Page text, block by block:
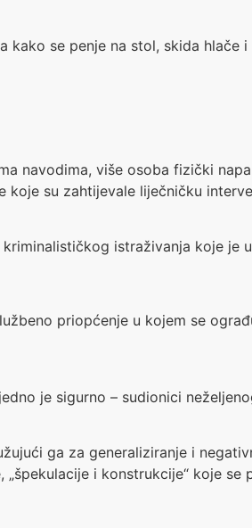
kako se penje na stol, skida hlače
navodima, više osoba fizički
su zahtijevale liječničku
istraživanja koje je
priopćenje u kojem se
je sigurno – sudionici
ga za generaliziranje i
i konstrukcije“ koje se